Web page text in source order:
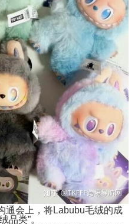
通会上，将Labubu毛绒的成
品类”。